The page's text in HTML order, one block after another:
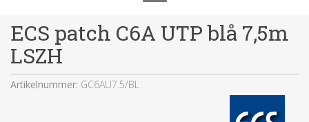
ECS patch C6A UTP blå 7,5m
LSZH
Artikelnummer: GC6AU7.5/BL